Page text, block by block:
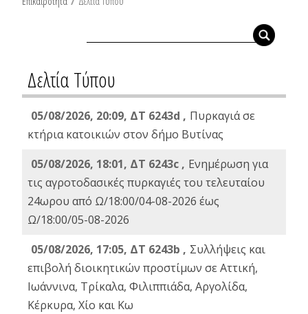
Δελτία Τύπου
05/08/2026, 20:09, ΔΤ 6243d , Πυρκαγιά σε
κτήρια κατοικιών στον δήμο Βυτίνας
05/08/2026, 18:01, ΔΤ 6243c , Ενημέρωση για
τις αγροτοδασικές πυρκαγιές του τελευταίου
24ωρου από Ω/18:00/04-08-2026 έως
Ω/18:00/05-08-2026
05/08/2026, 17:05, ΔΤ 6243b , Συλλήψεις και
επιβολή διοικητικών προστίμων σε Αττική,
Ιωάννινα, Τρίκαλα, Φιλιππιάδα, Αργολίδα,
Κέρκυρα, Χίο και Κω